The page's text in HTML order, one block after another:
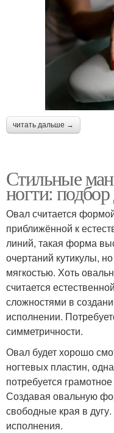
читать дальше →
Стильные
ногти:
Овал считается
приближённой к
линий, такая форма
очертаний кутикулы,
мягкостью. Хоть
считается
сложностями в
исполнении.
симметричности.
Овал будет хорошо
ногтевых пластин,
потребуется
Создавая овальную
свободные края в
исполнения.